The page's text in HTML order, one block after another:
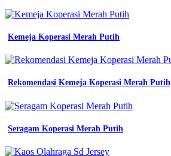
Kemeja Koperasi Merah Putih
Rekomendasi Kemeja Koperasi Merah Putih
Seragam Koperasi Merah Putih